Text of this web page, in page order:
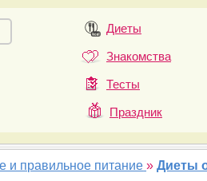
Диеты
Знакомства
Тесты
Праздник
и правильное питание »Диеты